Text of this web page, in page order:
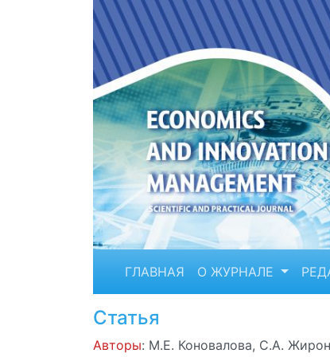
ГЛАВНАЯ О ЖУРНАЛЕ
Статья
Авторы: М.Е. Коновалова, С.А.